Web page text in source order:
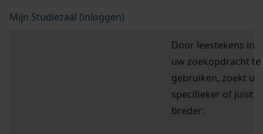
Mijn Studiezaal (inloggen)
Door leestekens in
uw zoekopdracht te
gebruiken, zoekt u
specifieker of juist
breder: